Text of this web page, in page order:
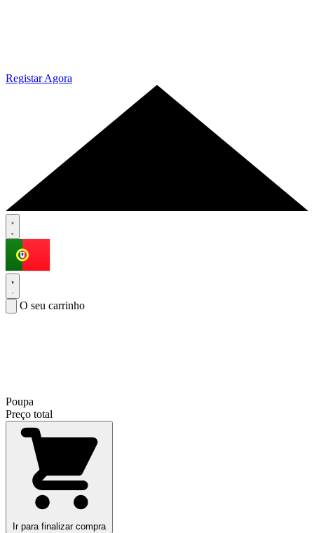
Registar Agora
O seu carrinho
Poupa
Preço total
Ir para finalizar compra